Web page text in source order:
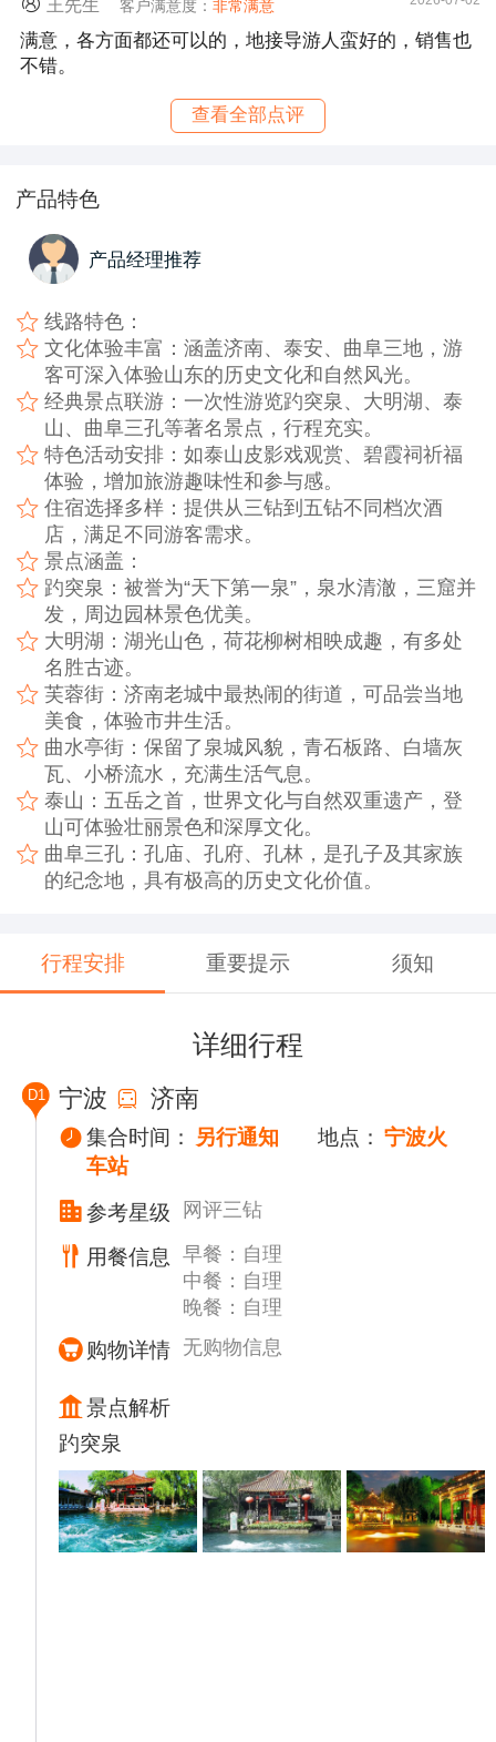
王先生 客户满意度：非常满意
满意，各方面都还可以的，地接导游人蛮好的，销售也
不错。
查看全部点评
产品特色
产品经理推荐
线路特色：
文化体验丰富：涵盖济南、泰安、曲阜三地，游
客可深入体验山东的历史文化和自然风光。
经典景点联游：一次性游览趵突泉、大明湖、泰
山、曲阜三孔等著名景点，行程充实。
特色活动安排：如泰山皮影戏观赏、碧霞祠祈福
体验，增加旅游趣味性和参与感。
住宿选择多样：提供从三钻到五钻不同档次酒
店，满足不同游客需求。
景点涵盖：
趵突泉：被誉为“天下第一泉”，泉水清澈，三窟并
发，周边园林景色优美。
大明湖：湖光山色，荷花柳树相映成趣，有多处
名胜古迹。
芙蓉街：济南老城中最热闹的街道，可品尝当地
美食，体验市井生活。
曲水亭街：保留了泉城风貌，青石板路、白墙灰
瓦、小桥流水，充满生活气息。
泰山：五岳之首，世界文化与自然双重遗产，登
山可体验壮丽景色和深厚文化。
曲阜三孔：孔庙、孔府、孔林，是孔子及其家族
的纪念地，具有极高的历史文化价值。
行程安排 重要提示 须知
详细行程
D1 宁波 济南
集合时间： 另行通知 地点： 宁波火
车站
参考星级
网评三钻
用餐信息
早餐：自理
中餐：自理
晚餐：自理
购物详情 无购物信息
景点解析
趵突泉